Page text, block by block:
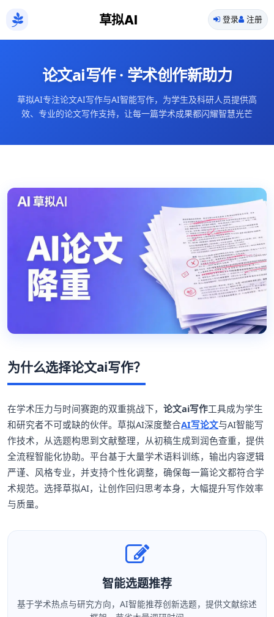
草拟AI 登录 注册
论文ai写作 · 学术创作新助力
草拟AI专注论文AI写作与AI智能写作，为学生及科研人员提供高
效、专业的论文写作支持，让每一篇学术成果都闪耀智慧光芒
为什么选择论文ai写作？
在学术压力与时间赛跑的双重挑战下， 论文ai写作工具成为学生
和研究者不可或缺的伙伴。草拟AI深度整合AI写论文与AI智能写
作技术，从选题构思到文献整理，从初稿生成到润色查重，提供
全流程智能化协助。平台基于大量学术语料训练，输出内容逻辑
严谨、风格专业，并支持个性化调整，确保每一篇论文都符合学
术规范。选择草拟AI，让创作回归思考本身，大幅提升写作效率
与质量。
智能选题推荐
基于学术热点与研究方向，AI智能推荐创新选题，提供文献综述